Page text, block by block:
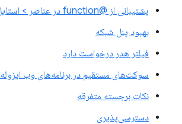
پشتیبانی از @function در عناصر > استایل‌ها
بهبود پنل شبکه
فیلتر هدر درخواست دارد
سوکت‌های مستقیم در برنامه‌های وب ایزوله
نکات برجسته متفرقه
دسترسی‌پذیری